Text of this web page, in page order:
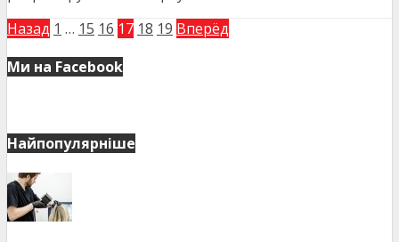
Назад 1 … 15 16 17 18 19 Вперёд
Ми на Facebook
Найпопулярніше